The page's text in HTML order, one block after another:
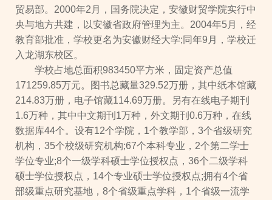
贸易部。2000年2月，国务院决定，安徽财贸学院实行中
央与地方共建，以安徽省政府管理为主。2004年5月，经
教育部批准，学校更名为安徽财经大学;同年9月，学校迁
入龙湖东校区。
学校占地总面积983450平方米，固定资产总值
171259.85万元。图书总藏量329.52万册，其中纸本馆藏
214.83万册，电子馆藏114.69万册。另有在线电子期刊
1.6万种，其中中文期刊1万种，外文期刊0.6万种，在线
数据库44个。设有12个学院，1个教学部，3个省级研究
机构，35个校级研究机构;67个本科专业，2个第二学士
学位专业;8个一级学科硕士学位授权点，36个二级学科
硕士学位授权点，14个专业硕士学位授权点;拥有4个省
部级重点研究基地，8个省级重点学科，1个省级一流学